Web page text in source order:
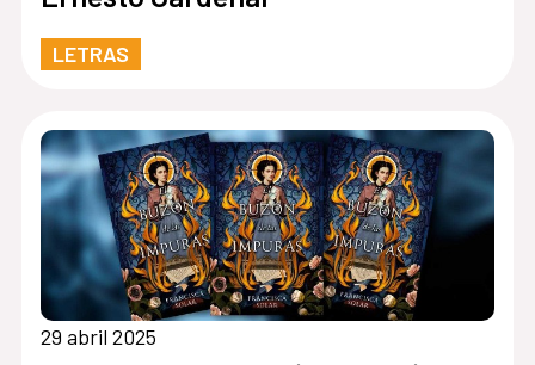
LETRAS
29 abril 2025